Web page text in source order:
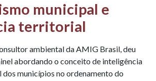
municipal e
territorial
ambiental da AMIG Brasil, deu
abordando o conceito de inteligência
municípios no ordenamento do